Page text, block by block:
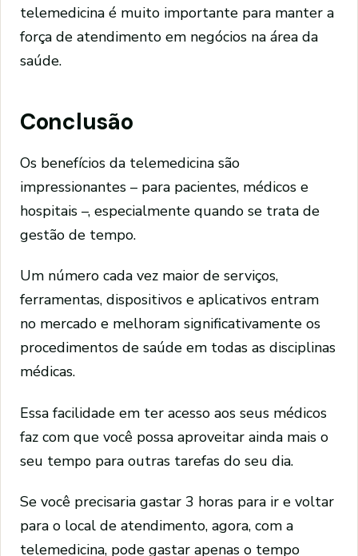
telemedicina é muito importante para manter a
força de atendimento em negócios na área da
saúde.
Conclusão
Os benefícios da telemedicina são
impressionantes – para pacientes, médicos e
hospitais –, especialmente quando se trata de
gestão de tempo.
Um número cada vez maior de serviços,
ferramentas, dispositivos e aplicativos entram
no mercado e melhoram significativamente os
procedimentos de saúde em todas as disciplinas
médicas.
Essa facilidade em ter acesso aos seus médicos
faz com que você possa aproveitar ainda mais o
seu tempo para outras tarefas do seu dia.
Se você precisaria gastar 3 horas para ir e voltar
para o local de atendimento, agora, com a
telemedicina, pode gastar apenas o tempo